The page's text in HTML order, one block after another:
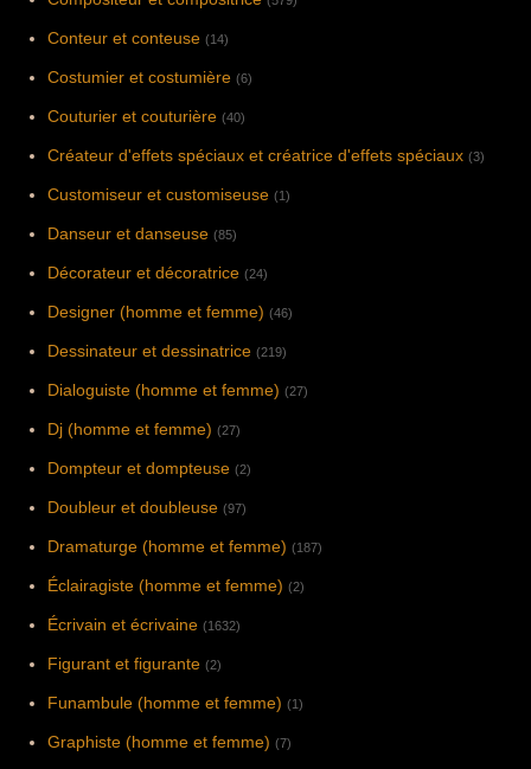
Conteur et conteuse (14)
Costumier et costumière (6)
Couturier et couturière (40)
Créateur d'effets spéciaux et créatrice d'effets spéciaux (3)
Customiseur et customiseuse (1)
Danseur et danseuse (85)
Décorateur et décoratrice (24)
Designer (homme et femme) (46)
Dessinateur et dessinatrice (219)
Dialoguiste (homme et femme) (27)
Dj (homme et femme) (27)
Dompteur et dompteuse (2)
Doubleur et doubleuse (97)
Dramaturge (homme et femme) (187)
Éclairagiste (homme et femme) (2)
Écrivain et écrivaine (1632)
Figurant et figurante (2)
Funambule (homme et femme) (1)
Graphiste (homme et femme) (7)